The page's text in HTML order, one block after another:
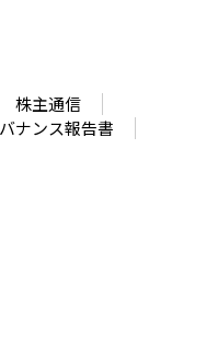
株主通信
ナンス報告書